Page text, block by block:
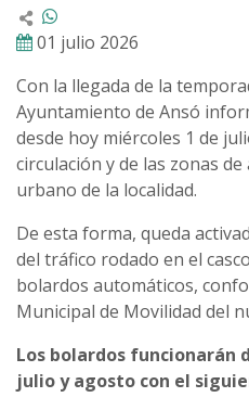
01 julio 2026
Con la llegada de la
Ayuntamiento de Ansó
desde hoy miércoles 1 de
circulación y de las zonas
urbano de la localidad.
De esta forma, queda
del tráfico rodado en el
bolardos automáticos,
Municipal de Movilidad del
Los bolardos funcionarán
julio y agosto con el